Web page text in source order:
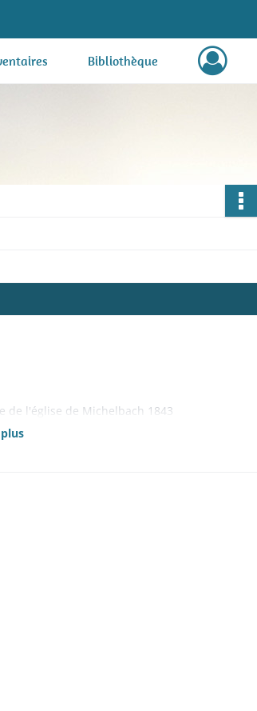
Bibliothèque
de l'église de Michelbach 1843